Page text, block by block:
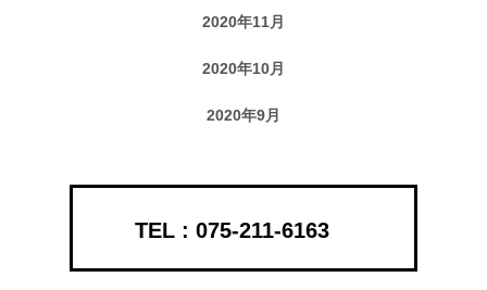
2020年11月
2020年10月
2020年9月
075-211-6163